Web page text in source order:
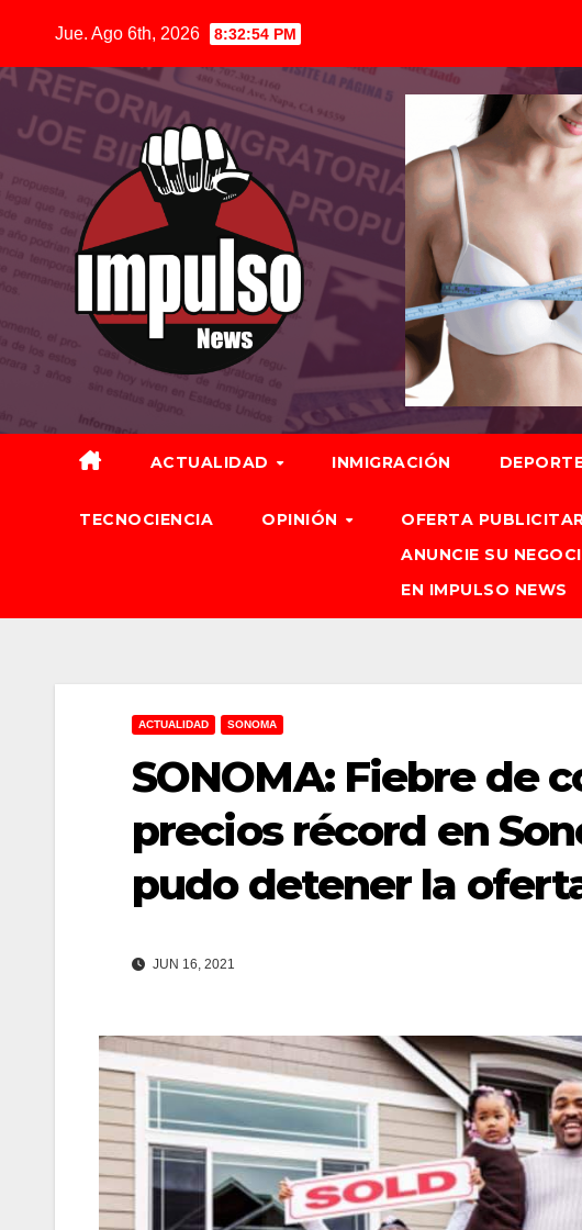
contenido
Jue. Ago 6th, 2026 8:32:55 PM
ACTUALIDAD INMIGRACIÓN
TECNOCIENCIA OPINIÓN
OFERTA
ANUNCIE SU
EN IMPULSO NEWS
ACTUALIDAD SONOMA
SONOMA: Fiebre de
precios récord en
pudo detener la
JUN 16, 2021